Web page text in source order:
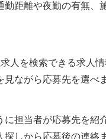
距離や夜勤の有無、
人を検索できる求人
ながら応募先を選べ
担当者が応募先を紹
しから応募後の連絡